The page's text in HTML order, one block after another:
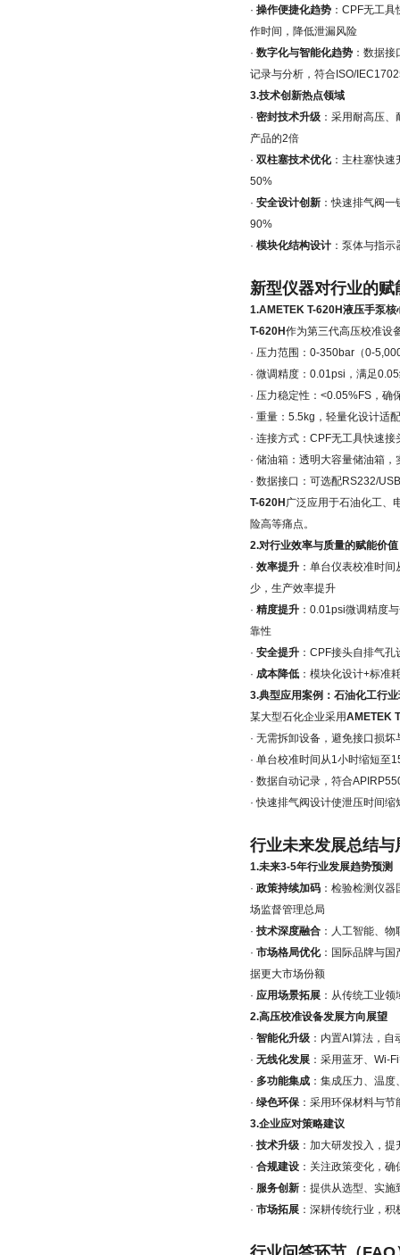
· 操作便捷化趋势 ：CPF无工
作时间，降低泄漏风险
· 数字化与智能化趋势 ：数据
记录与分析，符合ISO/
3.技术创新热点领域
· 密封技术升级 ：采用耐高压
产品的2倍
· 双柱塞技术优化 ：主柱塞快
50%
· 安全设计创新 ：快速排气阀
90%
· 模块化结构设计 ：泵体与指
新型仪器对行业的赋
1.AMETEK T-620H液压手泵核
T-620H作为第三代高压校准设
· 压力范围：0-350bar（0-
· 微调精度：0.01psi，满足
· 压力稳定性：<0.05%FS，确
· 重量：5.5kg，轻量化设计适
· 连接方式：CPF无工具快速
· 储油箱：透明大容量储油箱，
· 数据接口：可选配RS232/
T-620H 广泛应用于石油化工、
险高等痛点。
2.对行业效率与质量的赋能价值
· 效率提升 ：单台仪表校准时
少，生产效率提升
· 精度提升 ：0.01psi微调精度
靠性
· 安全提升 ：CPF接头自排气
· 成本降低 ：模块化设计+标准
3.典型应用案例：石油化工行
某大型石化企业采用AMETEK
· 无需拆卸设备，避免接口损
· 单台校准时间从1小时缩短至
· 数据自动记录，符合
· 快速排气阀设计使泄压时间
行业未来发展总结与
1.未来3-5年行业发展趋势预测
· 政策持续加码 ：检验检测仪
场监督管理总局
· 技术深度融合 ：人工智能、
· 市场格局优化：国际品牌与国
据更大市场份额
· 应用场景拓展 ：从传统工业
2.高压校准设备发展方向展望
· 智能化升级 ：内置AI算法，
· 无线化发展 ：采用蓝牙、Wi-
· 多功能集成 ：集成压力、温
· 绿色环保 ：采用环保材料与
3.企业应对策略建议
· 技术升级 ：加大研发投入，
· 合规建设 ：关注政策变化，
· 服务创新 ：提供从选型、实
· 市场拓展 ：深耕传统行业，